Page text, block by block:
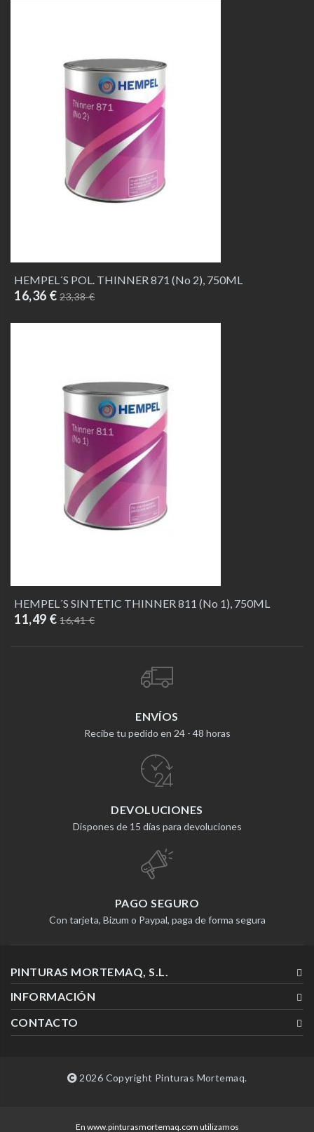
HEMPEL´S POL. THINNER 871 (No 2), 750ML
16,36 €23,38 €
HEMPEL´S SINTETIC THINNER 811 (No 1), 750ML
11,49 €16,41 €
ENVÍOS
Recibe tu pedido en 24 - 48 horas
DEVOLUCIONES
Dispones de 15 días para devoluciones
PAGO SEGURO
Con tarjeta, Bizum o Paypal, paga de forma segura
PINTURAS MORTEMAQ, S.L.
INFORMACIÓN
CONTACTO
2026 Copyright Pinturas Mortemaq.
En www.pinturasmortemaq.com utilizamos